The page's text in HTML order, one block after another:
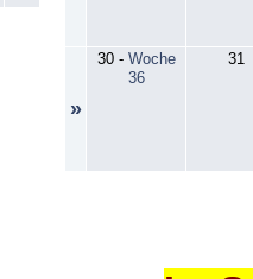
»
30- Woche
36
31